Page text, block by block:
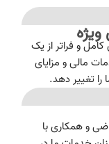
و فراتر از یک
مالی و مزایای
را تغییر دهد.
و همکاری با